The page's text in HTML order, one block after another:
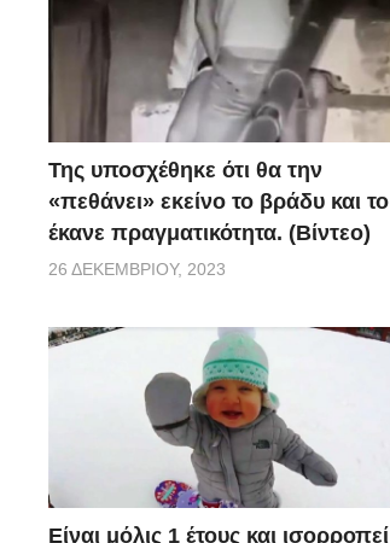
Της υποσχέθηκε ότι θα την
«πεθάνει» εκείνο το βράδυ και το
έκανε πραγματικότητα. (Βίντεο)
26 ΔΕΚΕΜΒΡΊΟΥ, 2023
Είναι μόλις 1 έτους και ισορροπεί